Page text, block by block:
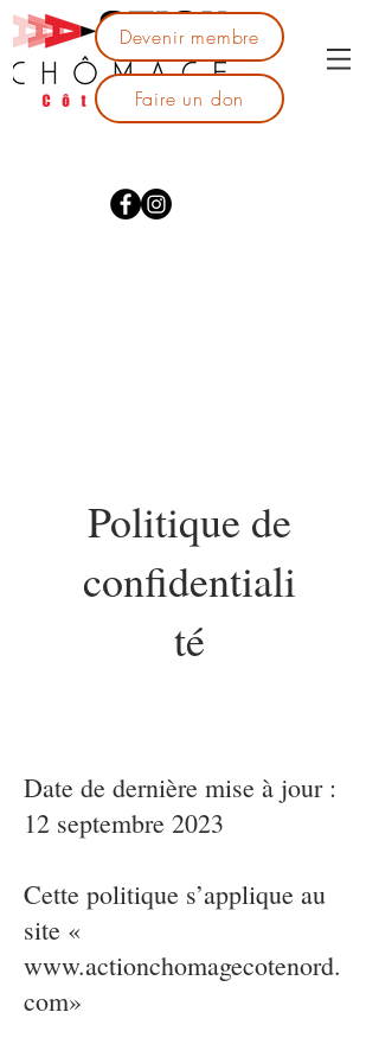
Devenir membre
Faire un don
Politique de
confidentiali
té
Date de dernière mise à jour :
12 septembre 2023
Cette politique s’applique au
site «
www.actionchomagecotenord.
com»